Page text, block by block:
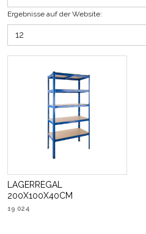
Ergebnisse auf der Website:
LAGERREGAL
200X100X40CM
19 024